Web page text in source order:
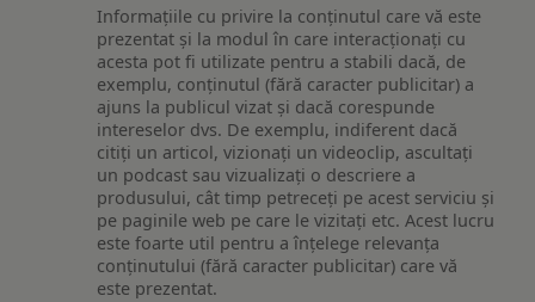
Informațiile cu privire la conținutul care vă este
prezentat și la modul în care interacționați cu
acesta pot fi utilizate pentru a stabili dacă, de
exemplu, conținutul (fără caracter publicitar) a
ajuns la publicul vizat și dacă corespunde
intereselor dvs. De exemplu, indiferent dacă
citiți un articol, vizionați un videoclip, ascultați
un podcast sau vizualizați o descriere a
produsului, cât timp petreceți pe acest serviciu și
pe paginile web pe care le vizitați etc. Acest lucru
este foarte util pentru a înțelege relevanța
conținutului (fără caracter publicitar) care vă
este prezentat.